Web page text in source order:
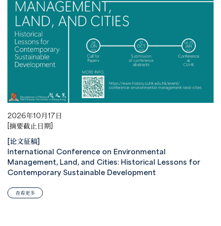
2026年10月17日
[摘要截止日期]
[论文征稿]
International Conference on Environmental
Management, Land, and Cities: Historical Lessons for
Contemporary Sustainable Development
查看更多